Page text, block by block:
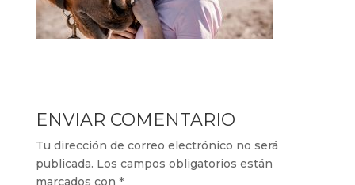
ENVIAR COMENTARIO
Tu dirección de correo electrónico no será
publicada. Los campos obligatorios están
marcados con *